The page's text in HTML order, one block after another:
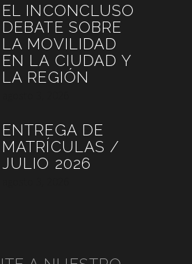
EL INCONCLUSO
DEBATE SOBRE
LA MOVILIDAD
EN LA CIUDAD Y
LA REGIÓN
ENTREGA DE
MATRÍCULAS /
JULIO 2026